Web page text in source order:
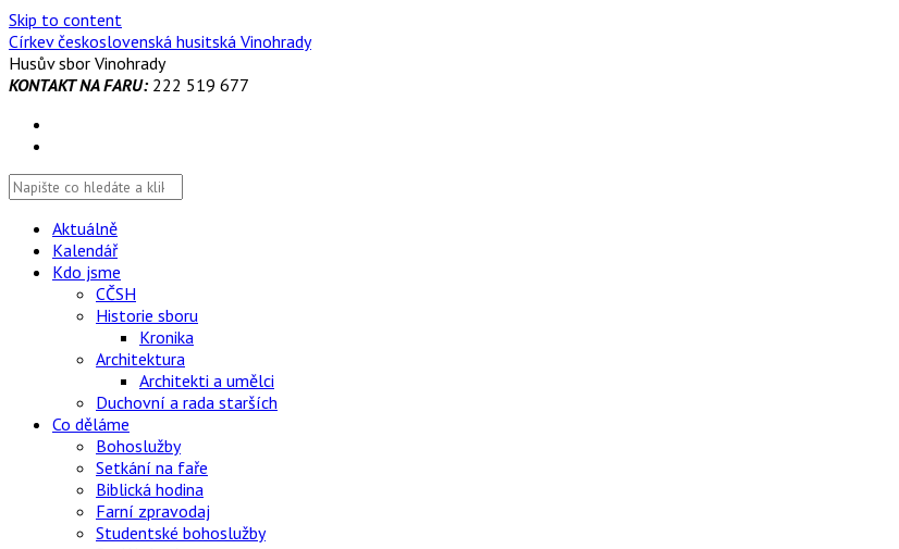
Skip to content
Církev československá husitská Vinohrady
Husův sbor Vinohrady
KONTAKT NA FARU:222 519 677
Aktuálně
Kalendář
Kdo jsme
CČSH
Historie sboru
Kronika
Architektura
Architekti a umělci
Duchovní a rada starších
Co děláme
Bohoslužby
Setkání na faře
Biblická hodina
Farní zpravodaj
Studentské bohoslužby